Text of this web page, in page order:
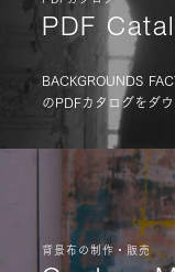
PDF
BACKGROUNDS
のPDFカタログをダ
背景布の制作・販売